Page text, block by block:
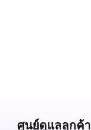
ศูนย์ดูแลลูกค้า